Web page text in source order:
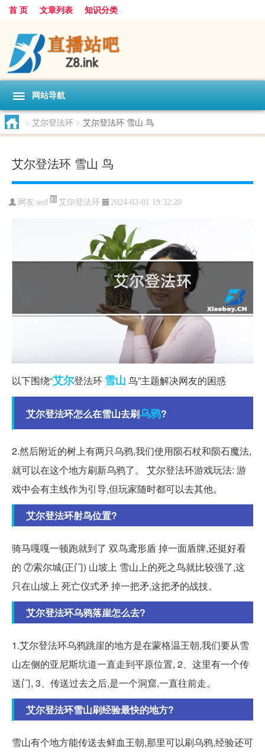
首 页 文章列表 知识分类
网站导航
> 艾尔登法环 > 艾尔登法环 雪山 鸟
艾尔登法环 雪山 鸟
网友:aed 艾尔登法环 2024-02-01 19:32:20
以下围绕“艾尔登法环 雪山 鸟”主题解决网友的困惑
艾尔登法环怎么在雪山去刷乌鸦?
2.然后附近的树上有两只乌鸦,我们使用陨石杖和陨石魔法,
就可以在这个地方刷新乌鸦了。 艾尔登法环游戏玩法: 游
戏中会有主线作为引导,但玩家随时都可以去其他。
艾尔登法环射鸟位置?
骑马嘎嘎一顿跑就到了 双鸟鸢形盾 掉一面盾牌,还挺好看
的 ⑦索尔城(正门) 山坡上 雪山上的死之鸟就比较强了,这
只在山坡上 死亡仪式矛 掉一把矛,这把矛的战技。
艾尔登法环乌鸦落崖怎么去?
1.艾尔登法环乌鸦跳崖的地方是在蒙格温王朝,我们要从雪
山左侧的亚尼斯坑道一直走到平原位置, 2、这里有一个传
送门, 3、传送过去之后,是一个洞窟,一直往前走。
艾尔登法环雪山刷经验最快的地方?
雪山有个地方能传送去鲜血王朝,那里可以刷乌鸦,经验还可